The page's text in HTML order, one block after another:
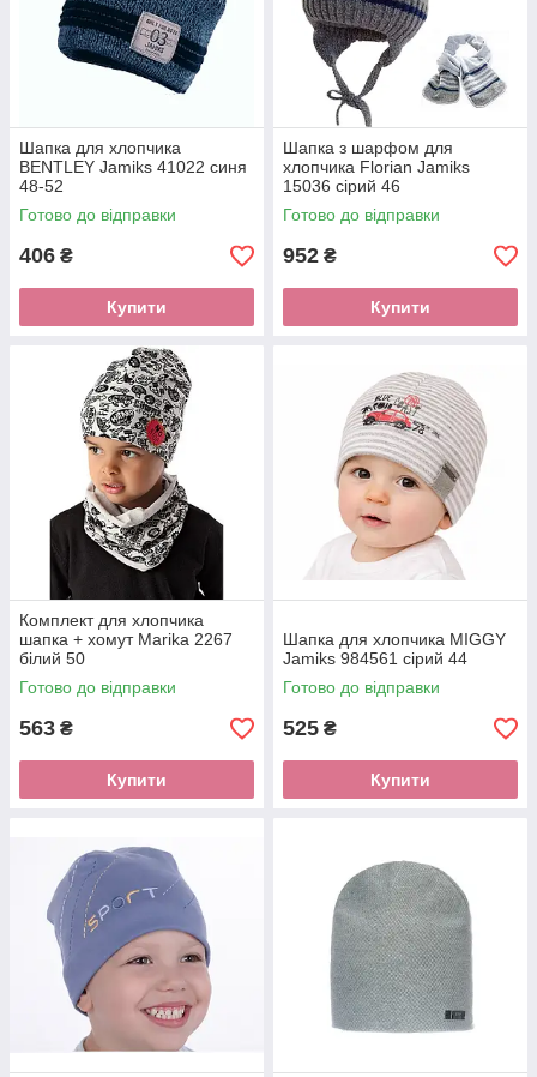
Шапка для хлопчика
BENTLEY Jamiks 41022 синя
48-52
Готово до відправки
406 ₴
Купити
Шапка з шарфом для
хлопчика Florian Jamiks
15036 сірий 46
Готово до відправки
952 ₴
Купити
Комплект для хлопчика
шапка + хомут Marika 2267
білий 50
Готово до відправки
563 ₴
Купити
Шапка для хлопчика MIGGY
Jamiks 984561 сірий 44
Готово до відправки
525 ₴
Купити